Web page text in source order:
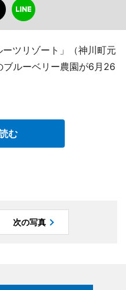
ツリゾート」（神川町元
ルーベリー農園が6月26
む
次の写真